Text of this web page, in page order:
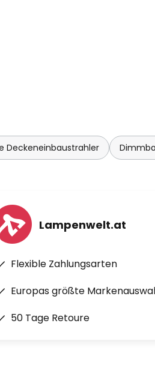
Deckeneinbaustrahler
Lampenwelt.at
Flexible Zahlungsarten
Europas größte
50 Tage Retoure